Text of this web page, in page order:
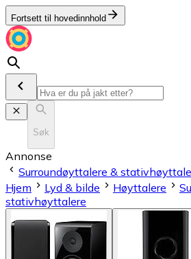
Fortsett til hovedinnhold
Søk
Annonse
Surroundøyttalere &
Hjem
Lyd & bilde Høyttalere
stativhøyttalere